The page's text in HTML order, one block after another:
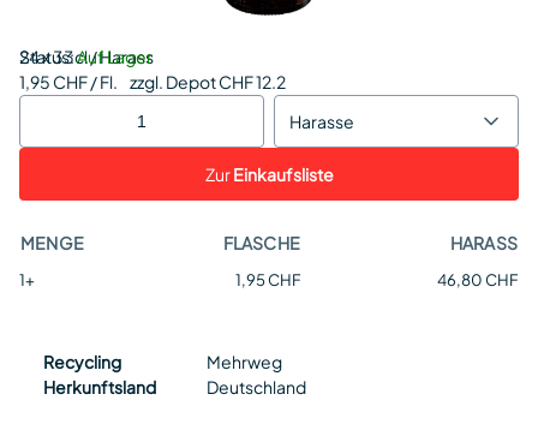
Status:Auf Lager
24 x 33cl / Harass
1,95 CHF / Fl.
zzgl. Depot CHF 12.2
Harasse
ZurEinkaufsliste
MENGE FLASCHE HARASS
1+ 1,95 CHF 46,80 CHF
Recycling
Mehrweg
Herkunftsland
Deutschland